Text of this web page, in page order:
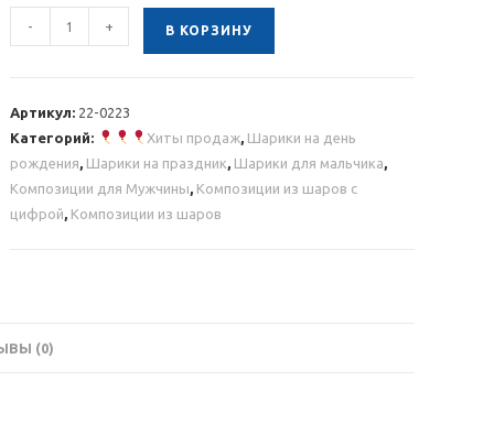
Количество
товара
- + В КОРЗИНУ
Артикул: 22-0223
Категорий:
Хиты продаж, Шарики на день
рождения, Шарики на праздник, Шарики для мальчика,
Композиции для Мужчины, Композиции из шаров с
цифрой, Композиции из шаров
(0)